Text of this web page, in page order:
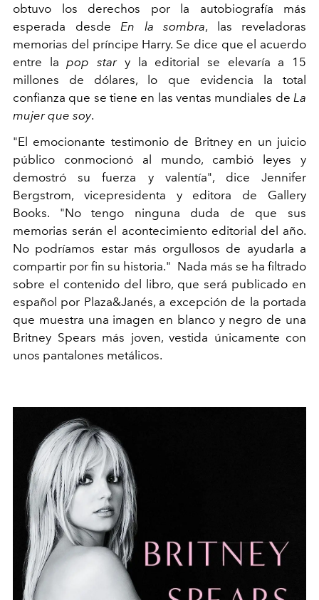
obtuvo los derechos por la autobiografía más
esperada desde En la sombra, las reveladoras
memorias del príncipe Harry. Se dice que el acuerdo
entre la pop stary la editorial se elevaría a 15
millones de dólares, lo que evidencia la total
confianza que se tiene en las ventas mundiales de La
mujer que soy.
"El emocionante testimonio de Britney en un juicio
público conmocionó al mundo, cambió leyes y
demostró su fuerza y valentía", dice Jennifer
Bergstrom, vicepresidenta y editora de Gallery
Books. "No tengo ninguna duda de que sus
memorias serán el acontecimiento editorial del año.
No podríamos estar más orgullosos de ayudarla a
compartir por fin su historia." Nada más se ha filtrado
sobre el contenido del libro, que será publicado en
español por Plaza&Janés, a excepción de la portada
que muestra una imagen en blanco y negro de una
Britney Spears más joven, vestida únicamente con
unos pantalones metálicos.